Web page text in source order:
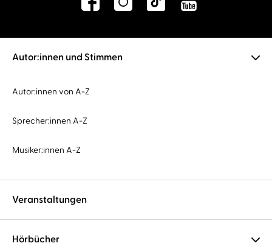
Autor:innen und Stimmen
Autor:innen von A-Z
Sprecher:innen A-Z
Musiker:innen A-Z
Veranstaltungen
Hörbücher